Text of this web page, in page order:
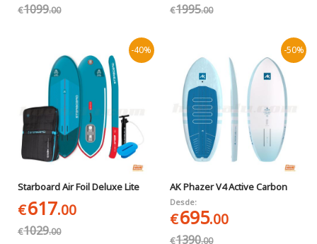
€1099.00 €1995.00
-40%
Starboard Air Foil Deluxe Lite
€617.00
€1029.00
-50%
AK Phazer V4 Active Carbon
Desde:
€695.00
€1390.00